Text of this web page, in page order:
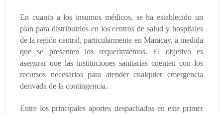
En cuanto a los insumos médicos, se ha establecido un
plan para distribuirlos en los centros de salud y hospitales
de la región central, particularmente en Maracay, a medida
que se presenten los requerimientos. El objetivo es
asegurar que las instituciones sanitarias cuenten con los
recursos necesarios para atender cualquier emergencia
derivada de la contingencia.
Entre los principales aportes despachados en este primer